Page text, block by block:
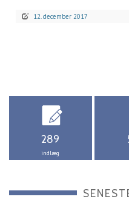
12. december 2017
289
indlæg